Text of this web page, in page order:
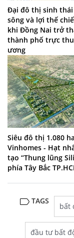
Đại đô thị sinh thái
sông và lợi thế
khi Đồng Nai trở
thành phố trực
ương
Siêu đô thị 1.080
Vinhomes - Hạt
tạo “Thung lũng
phía Tây Bắc
TAGS
bất
đầu tư bất